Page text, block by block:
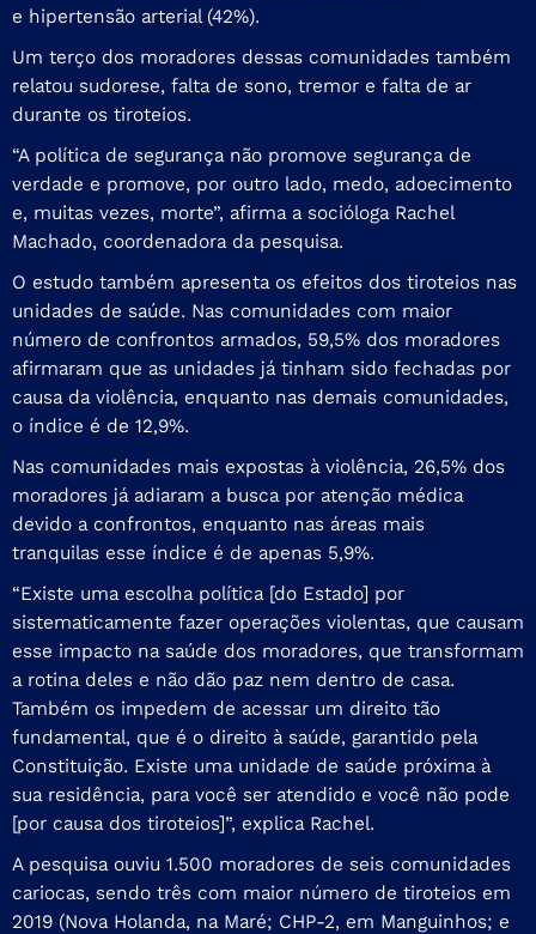
e hipertensão arterial (42%).
Um terço dos moradores dessas comunidades também
relatou sudorese, falta de sono, tremor e falta de ar
durante os tiroteios.
“A política de segurança não promove segurança de
verdade e promove, por outro lado, medo, adoecimento
e, muitas vezes, morte”, afirma a socióloga Rachel
Machado, coordenadora da pesquisa.
O estudo também apresenta os efeitos dos tiroteios nas
unidades de saúde. Nas comunidades com maior
número de confrontos armados, 59,5% dos moradores
afirmaram que as unidades já tinham sido fechadas por
causa da violência, enquanto nas demais comunidades,
o índice é de 12,9%.
Nas comunidades mais expostas à violência, 26,5% dos
moradores já adiaram a busca por atenção médica
devido a confrontos, enquanto nas áreas mais
tranquilas esse índice é de apenas 5,9%.
“Existe uma escolha política [do Estado] por
sistematicamente fazer operações violentas, que causam
esse impacto na saúde dos moradores, que transformam
a rotina deles e não dão paz nem dentro de casa.
Também os impedem de acessar um direito tão
fundamental, que é o direito à saúde, garantido pela
Constituição. Existe uma unidade de saúde próxima à
sua residência, para você ser atendido e você não pode
[por causa dos tiroteios]”, explica Rachel.
A pesquisa ouviu 1.500 moradores de seis comunidades
cariocas, sendo três com maior número de tiroteios em
2019 (Nova Holanda, na Maré; CHP-2, em Manguinhos; e